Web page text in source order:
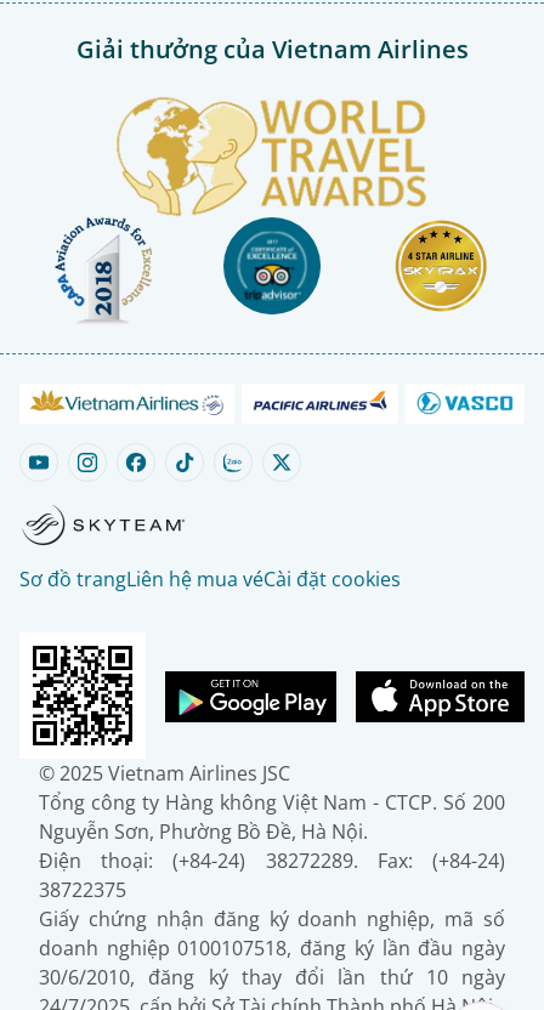
Giải thưởng của Vietnam Airlines
Sơ đồ trangLiên hệ mua véCài đặt cookies
© 2025 Vietnam Airlines JSC
Tổng công ty Hàng không Việt Nam - CTCP. Số 200
Nguyễn Sơn, Phường Bồ Đề, Hà Nội.
Điện thoại: (+84-24) 38272289. Fax: (+84-24)
38722375
Giấy chứng nhận đăng ký doanh nghiệp, mã số
doanh nghiệp 0100107518, đăng ký lần đầu ngày
30/6/2010, đăng ký thay đổi lần thứ 10 ngày